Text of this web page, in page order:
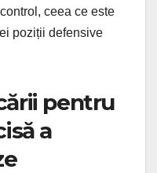
ceea ce este
poziții defensive
pentru
a